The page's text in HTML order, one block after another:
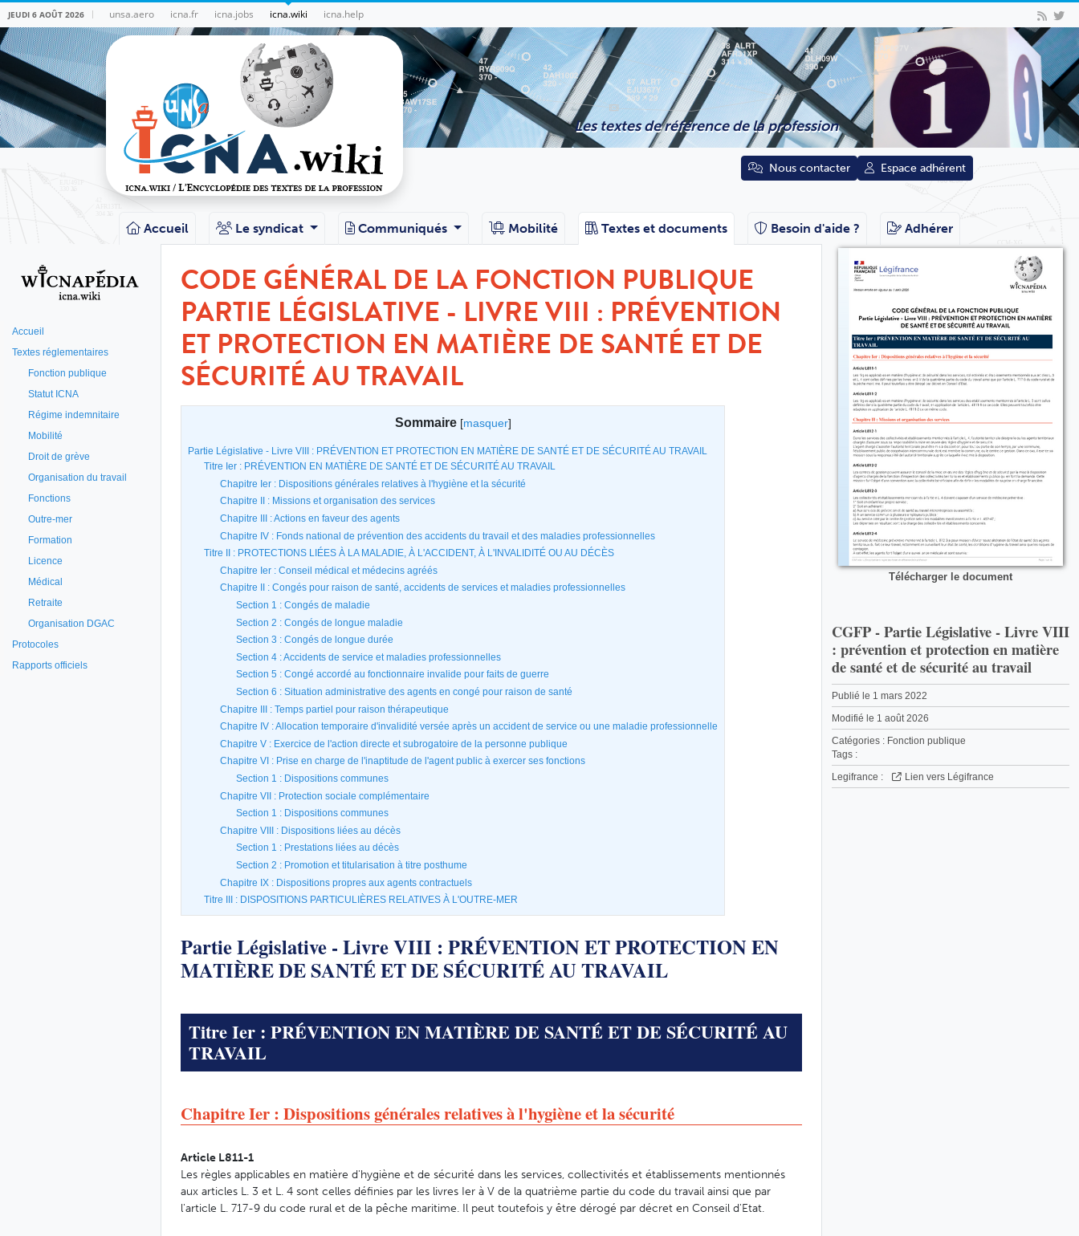
JEUDI 6 AOÛT 2026 unsa.aero icna.fr icna.jobs icna.wiki icna.help
Les textes de référence de la profession
Nous contacter Espace adhérent
Accueil Le syndicat Communiqués Mobilité Textes et documents Besoin d'aide ? Adhérer
Accueil
Textes réglementaires
Fonction publique
Statut ICNA
Régime indemnitaire
Mobilité
Droit de grève
Organisation du travail
Fonctions
Outre-mer
Formation
Licence
Médical
Retraite
Organisation DGAC
Protocoles
Rapports officiels
CODE GÉNÉRAL DE LA FONCTION PUBLIQUE
PARTIE LÉGISLATIVE - LIVRE VIII : PRÉVENTION
ET PROTECTION EN MATIÈRE DE SANTÉ ET DE
SÉCURITÉ AU TRAVAIL
Sommaire [masquer]
Partie Législative - Livre VIII : PRÉVENTION ET PROTECTION EN MATIÈRE DE SANTÉ ET DE SÉCURITÉ AU TRAVAIL
Titre Ier : PRÉVENTION EN MATIÈRE DE SANTÉ ET DE SÉCURITÉ AU TRAVAIL
Chapitre Ier : Dispositions générales relatives à l'hygiène et la sécurité
Chapitre II : Missions et organisation des services
Chapitre III : Actions en faveur des agents
Chapitre IV : Fonds national de prévention des accidents du travail et des maladies professionnelles
Titre II : PROTECTIONS LIÉES À LA MALADIE, À L'ACCIDENT, À L'INVALIDITÉ OU AU DÉCÈS
Chapitre Ier : Conseil médical et médecins agréés
Chapitre II : Congés pour raison de santé, accidents de services et maladies professionnelles
Section 1 : Congés de maladie
Section 2 : Congés de longue maladie
Section 3 : Congés de longue durée
Section 4 : Accidents de service et maladies professionnelles
Section 5 : Congé accordé au fonctionnaire invalide pour faits de guerre
Section 6 : Situation administrative des agents en congé pour raison de santé
Chapitre III : Temps partiel pour raison thérapeutique
Chapitre IV : Allocation temporaire d'invalidité versée après un accident de service ou une maladie professionnelle
Chapitre V : Exercice de l'action directe et subrogatoire de la personne publique
Chapitre VI : Prise en charge de l'inaptitude de l'agent public à exercer ses fonctions
Section 1 : Dispositions communes
Chapitre VII : Protection sociale complémentaire
Section 1 : Dispositions communes
Chapitre VIII : Dispositions liées au décès
Section 1 : Prestations liées au décès
Section 2 : Promotion et titularisation à titre posthume
Chapitre IX : Dispositions propres aux agents contractuels
Titre III : DISPOSITIONS PARTICULIÈRES RELATIVES À L'OUTRE-MER
Partie Législative - Livre VIII : PRÉVENTION ET PROTECTION EN
MATIÈRE DE SANTÉ ET DE SÉCURITÉ AU TRAVAIL
Titre Ier : PRÉVENTION EN MATIÈRE DE SANTÉ ET DE SÉCURITÉ AU
TRAVAIL
Chapitre Ier : Dispositions générales relatives à l'hygiène et la sécurité
Article L811-1
Les règles applicables en matière d'hygiène et de sécurité dans les services, collectivités et établissements mentionnés
aux articles L. 3 et L. 4 sont celles définies par les livres Ier à V de la quatrième partie du code du travail ainsi que par
l'article L. 717-9 du code rural et de la pêche maritime. Il peut toutefois y être dérogé par décret en Conseil d'Etat.
Télécharger le document
CGFP - Partie Législative - Livre VIII
: prévention et protection en matière
de santé et de sécurité au travail
Publié le 1 mars 2022
Modifié le 1 août 2026
Catégories : Fonction publique
Tags :
Legifrance : Lien vers Légifrance